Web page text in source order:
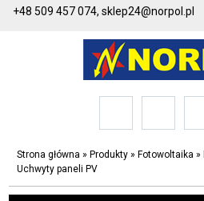
+48 509 457 074,sklep24@norpol.pl
Strona główna » Produkty » Fotowoltaika »
Uchwyty paneli PV